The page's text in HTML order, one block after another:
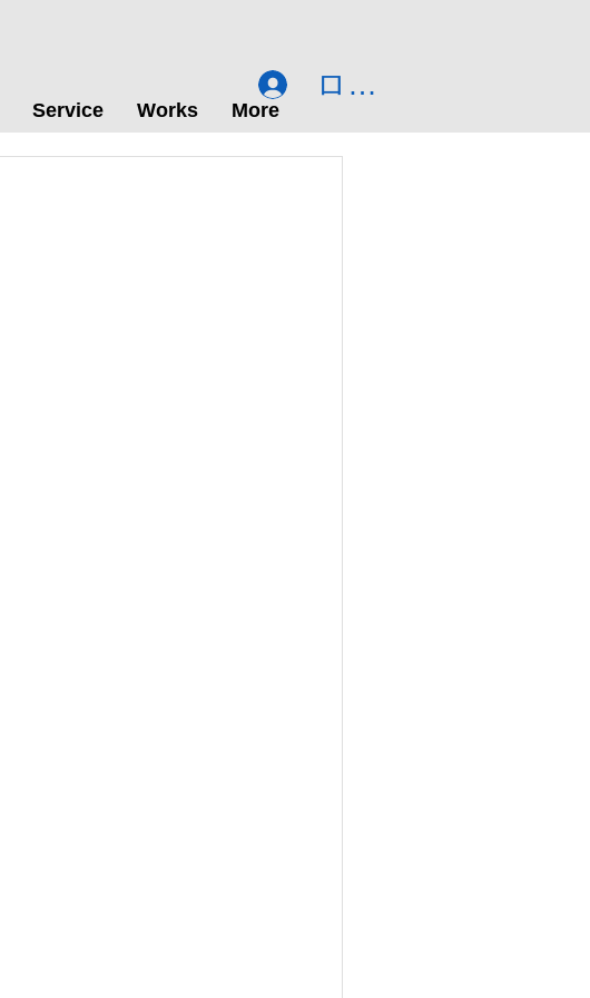
Service Works More
ログイン